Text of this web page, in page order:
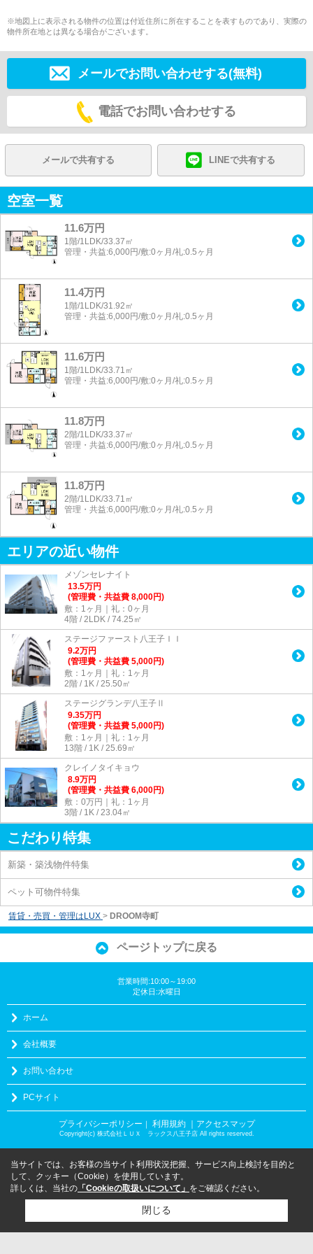
※地図上に表示される物件の位置は付近住所に所在することを表すものであり、実際の
物件所在地とは異なる場合がございます。
メールでお問い合わせする(無料)
電話でお問い合わせする
メールで共有する LINEで共有する
空室一覧
11.6万円
1階/1LDK/33.37㎡
管理・共益:6,000円/敷:0ヶ月/礼:0.5ヶ月
11.4万円
1階/1LDK/31.92㎡
管理・共益:6,000円/敷:0ヶ月/礼:0.5ヶ月
11.6万円
1階/1LDK/33.71㎡
管理・共益:6,000円/敷:0ヶ月/礼:0.5ヶ月
11.8万円
2階/1LDK/33.37㎡
管理・共益:6,000円/敷:0ヶ月/礼:0.5ヶ月
11.8万円
2階/1LDK/33.71㎡
管理・共益:6,000円/敷:0ヶ月/礼:0.5ヶ月
エリアの近い物件
メゾンセレナイト
13.5万円
(管理費・共益費 8,000円)
敷：1ヶ月｜礼：0ヶ月
4階 / 2LDK / 74.25㎡
ステージファースト八王子ＩＩ
9.2万円
(管理費・共益費 5,000円)
敷：1ヶ月｜礼：1ヶ月
2階 / 1K / 25.50㎡
ステージグランデ八王子Ⅱ
9.35万円
(管理費・共益費 5,000円)
敷：1ヶ月｜礼：1ヶ月
13階 / 1K / 25.69㎡
クレイノタイキョウ
8.9万円
(管理費・共益費 6,000円)
敷：0万円｜礼：1ヶ月
3階 / 1K / 23.04㎡
こだわり特集
新築・築浅物件特集
ペット可物件特集
賃貸・売買・管理はLUX > DROOM寺町
ページトップに戻る
営業時間:10:00～19:00
定休日:水曜日
ホーム
会社概要
お問い合わせ
PCサイト
プライバシーポリシー ｜ 利用規約 ｜アクセスマップ
Copyright(c) 株式会社ＬＵＸ ラックス八王子店 All rights reserved.
当サイトでは、お客様の当サイト利用状況把握、サービス向上検討を目的と
して、クッキー（Cookie）を使用しています。
詳しくは、当社の 「Cookieの取扱いについて」 をご確認ください。
閉じる